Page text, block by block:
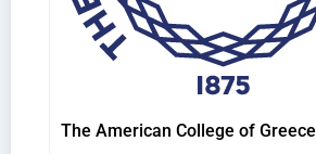
The American College of Greece